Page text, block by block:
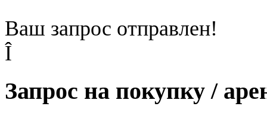
Ваш запрос отправлен!
Î
Запрос на покупку /